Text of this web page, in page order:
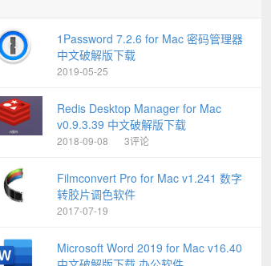
1Password 7.2.6 for Mac 密码管理器
中文破解版下载
2019-05-25
Redis Desktop Manager for Mac
v0.9.3.39 中文破解版下载
2018-09-08 3评论
Filmconvert Pro for Mac v1.241 数字
转胶片调色软件
2017-07-19
Microsoft Word 2019 for Mac v16.40